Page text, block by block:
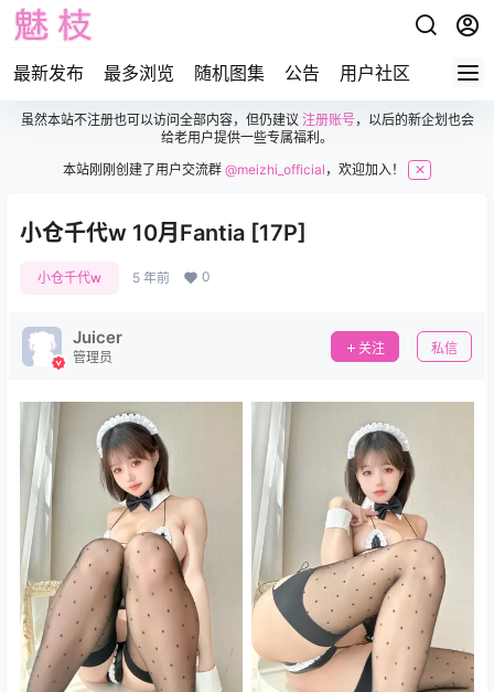
最新发布 最多浏览 随机图集 公告 用户社区
虽然本站不注册也可以访问全部内容，但仍建议 注册账号，以后的新企划也会
给老用户提供一些专属福利。
本站刚刚创建了用户交流群@meizhi_official ，欢迎加入！ ✕
小仓千代w 10月Fantia [17P]
小仓千代w 5 年前 0
Juicer
管理员
关注 私信